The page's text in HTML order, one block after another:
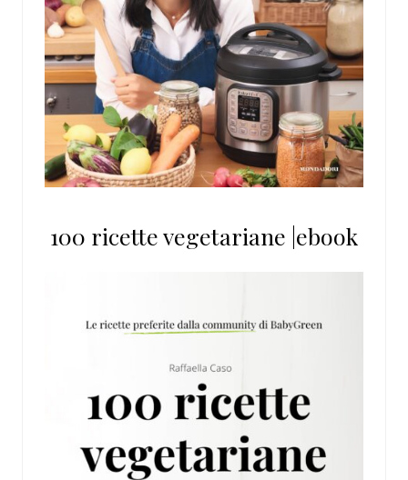
100 ricette vegetariane |ebook